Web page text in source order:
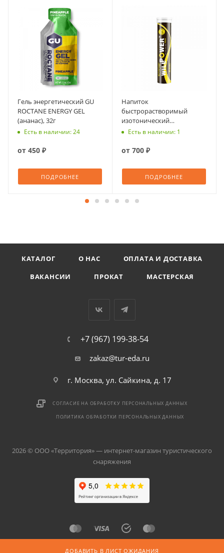
ДОБАВИТЬ В ЛИСТ ОЖИДАНИЯ
Гель энергетический GU
ROCTANE ENERGY GEL
(ананас), 32г
Есть в наличии: 24
от 450 ₽
ПОДРОБНЕЕ
Напиток
быстрорастворимый
изотонический
ВИЛЛПАУЭР Пульс с
шипучие таблетки №14
Есть в наличии: 1
от 700 ₽
ПОДРОБНЕЕ
КАТАЛОГ О НАС
ОПЛАТА И ДОСТАВКА
ВАКАНСИИ
ПРОКАТ МАСТЕРСКАЯ
+7 (967) 199-38-54
zakaz@tur-eda.ru
г. Москва, ул. Сайкина, д. 17
СОГЛАСИЕ НА ОБРАБОТКУ ПЕРСОНАЛЬНЫХ ДАННЫХ
ПОЛИТИКА ОБРАБОТКИ ПЕРСОНАЛЬНЫХ ДАННЫХ
2026 © ООО «Территория» — интернет-магазин туристического
снаряжения